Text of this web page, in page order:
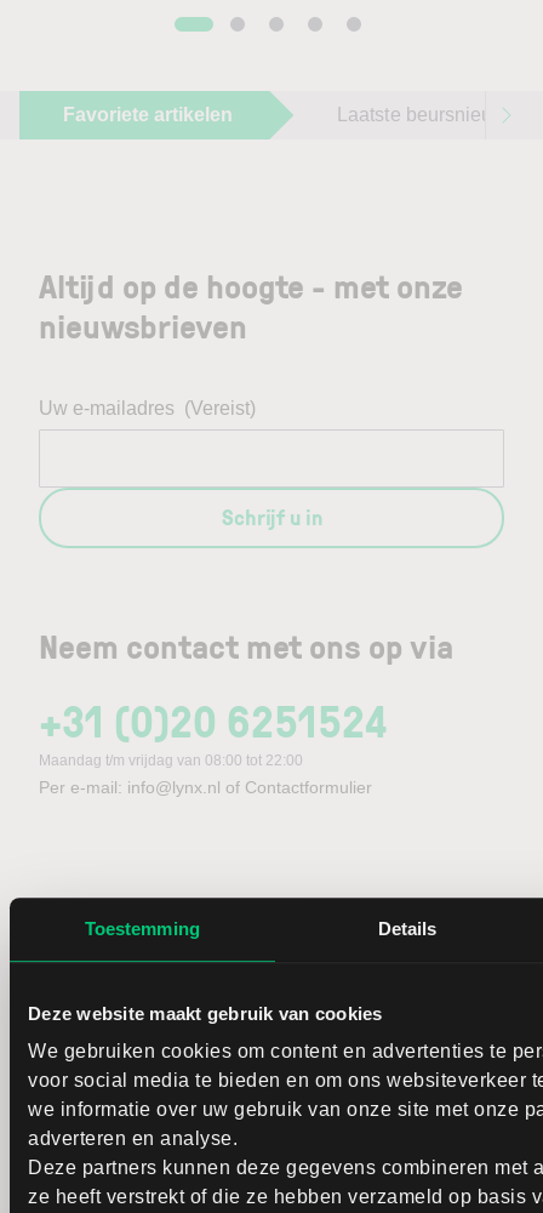
Toestemming Details
Deze website maakt gebruik van cookies
We gebruiken cookies om content en advertenties te
voor social media te bieden en om ons websiteverkeer
we informatie over uw gebruik van onze site met onze
adverteren en analyse.
Deze partners kunnen deze gegevens combineren met
ze heeft verstrekt of die ze hebben verzameld op basis
Favoriete artikelen Laatste beursnieuws
Neem contact met ons op via
+31 (0)20 6251524
Maandag t/m vrijdag van 08:00 tot 22:00
Per e-mail: info@lynx.nl of Contactformulier
Altijd op de hoogte - met onze
nieuwsbrieven
Uw e-mailadres (Vereist)
Schrijf u in
beleggers. Met verschillende vestigingen in Europa
bieden wij beleggers toegang tot een breed scala aan
financiële instrumenten via één beleggingsrekening.
Klanten kunnen gebruikmaken van een
handelsplatform met analysetools, trading apps en
(realtime) koersinformatie. Naast brokerage-diensten
biedt LYNX toegang tot beursnieuws, marktanalyses
en educatieve content via het LYNX Beurs &